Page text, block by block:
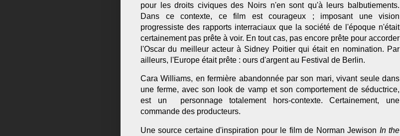
pour les droits civiques des Noirs n'en sont qu'à leurs balbutiements.
Dans ce contexte, ce film est courageux ; imposant une vision
progressiste des rapports interraciaux que la société de l'époque n'était
certainement pas prête à voir. En tout cas, pas encore prête pour accorder
l'Oscar du meilleur acteur à Sidney Poitier qui était en nomination. Par
ailleurs, l'Europe était prête : ours d'argent au Festival de Berlin.
Cara Williams, en fermière abandonnée par son mari, vivant seule dans
une ferme, avec son look de vamp et son comportement de séductrice,
est un personnage totalement hors-contexte. Certainement, une
commande des producteurs.
Une source certaine d'inspiration pour le film de Norman Jewison In the